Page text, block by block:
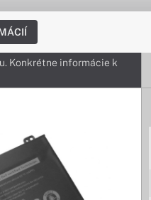
Konkrétne informácie k